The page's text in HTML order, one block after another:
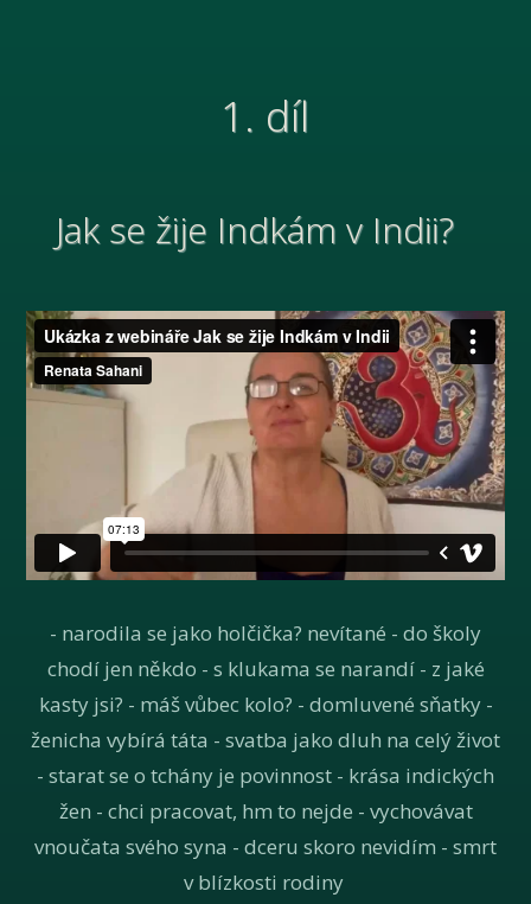
1. díl
Jak se žije Indkám v Indii?
- narodila se jako holčička? nevítané - do školy
chodí jen někdo - s klukama se narandí - z jaké
kasty jsi? - máš vůbec kolo? - domluvené sňatky -
ženicha vybírá táta - svatba jako dluh na celý život
- starat se o tchány je povinnost - krása indických
žen - chci pracovat, hm to nejde - vychovávat
vnoučata svého syna - dceru skoro nevidím - smrt
v blízkosti rodiny